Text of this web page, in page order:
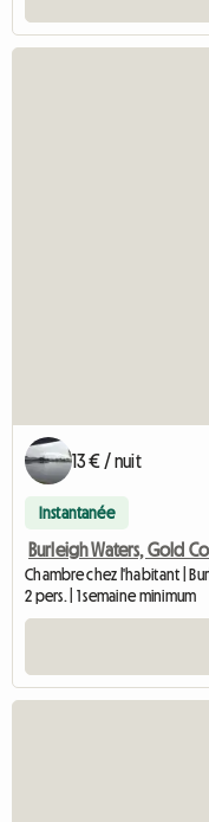
13 € / nuit
Instantanée
Burleigh Waters, Gold
Chambre chez l'habitant |
2 pers. | 1 semaine minimum